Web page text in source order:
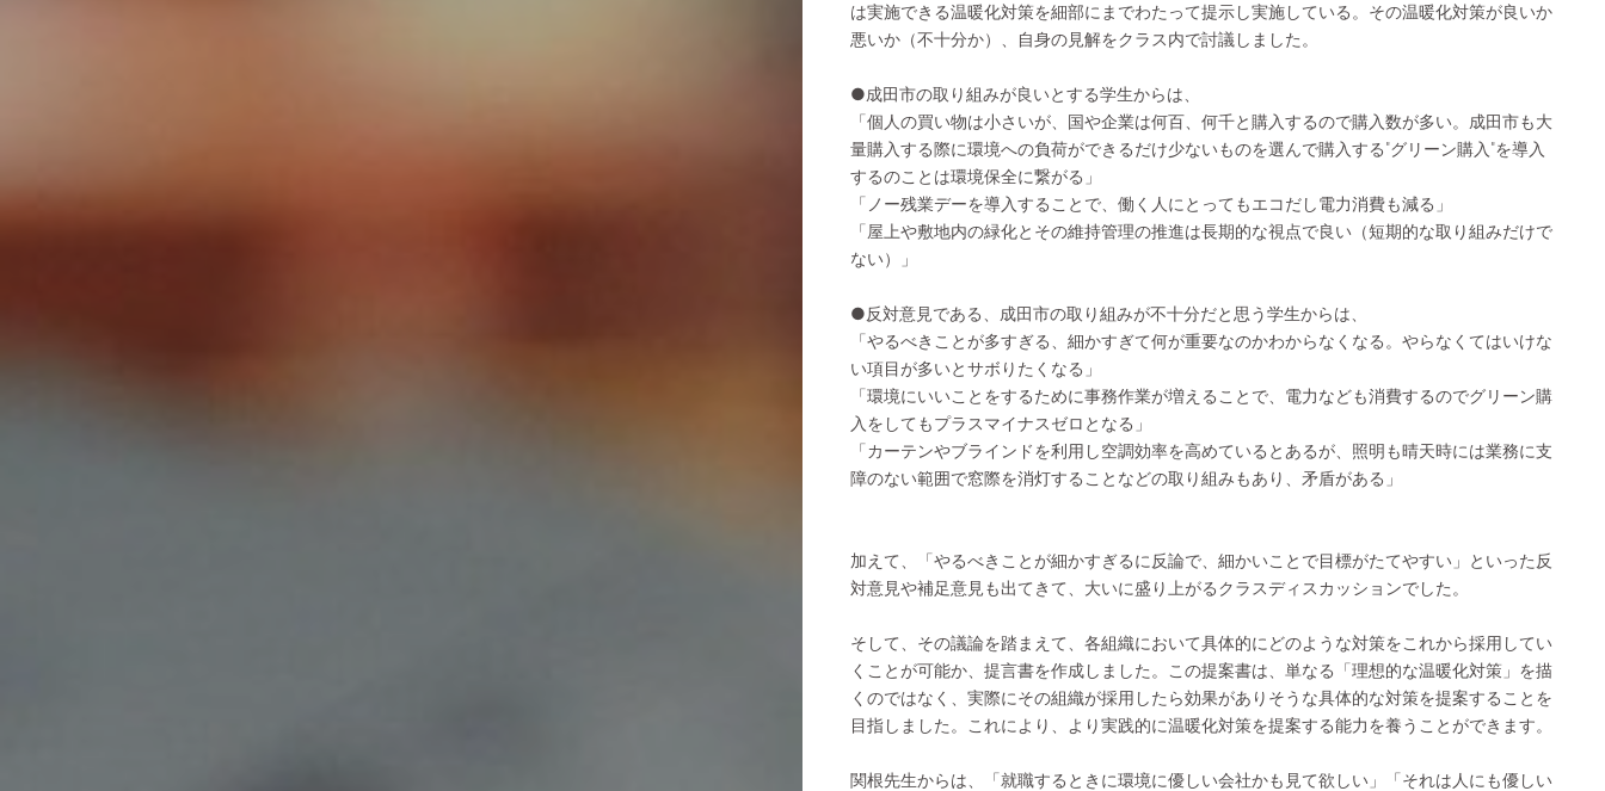
は実施できる温暖化対策を細部にまでわたって提示し実施している。その温暖化対策が良いか
悪いか（不十分か）、自身の見解をクラス内で討議しました。
●成田市の取り組みが良いとする学生からは、
「個人の買い物は小さいが、国や企業は何百、何千と購入するので購入数が多い。成田市も大
量購入する際に環境への負荷ができるだけ少ないものを選んで購入する"グリーン購入"を導入
するのことは環境保全に繋がる」
「ノー残業デーを導入することで、働く人にとってもエコだし電力消費も減る」
「屋上や敷地内の緑化とその維持管理の推進は長期的な視点で良い（短期的な取り組みだけで
ない）」
●反対意見である、成田市の取り組みが不十分だと思う学生からは、
「やるべきことが多すぎる、細かすぎて何が重要なのかわからなくなる。やらなくてはいけな
い項目が多いとサボりたくなる」
「環境にいいことをするために事務作業が増えることで、電力なども消費するのでグリーン購
入をしてもプラスマイナスゼロとなる」
「カーテンやブラインドを利用し空調効率を高めているとあるが、照明も晴天時には業務に支
障のない範囲で窓際を消灯することなどの取り組みもあり、矛盾がある」
加えて、「やるべきことが細かすぎるに反論で、細かいことで目標がたてやすい」といった反
対意見や補足意見も出てきて、大いに盛り上がるクラスディスカッションでした。
そして、その議論を踏まえて、各組織において具体的にどのような対策をこれから採用してい
くことが可能か、提言書を作成しました。この提案書は、単なる「理想的な温暖化対策」を描
くのではなく、実際にその組織が採用したら効果がありそうな具体的な対策を提案することを
目指しました。これにより、より実践的に温暖化対策を提案する能力を養うことができます。
関根先生からは、「就職するときに環境に優しい会社かも見て欲しい」「それは人にも優しい